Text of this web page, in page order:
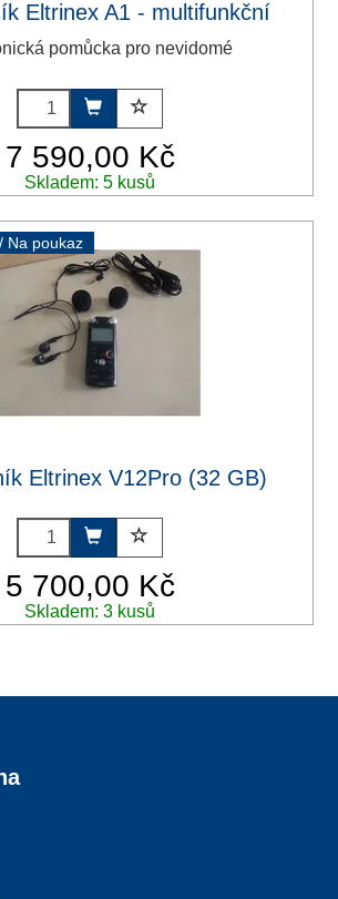
Eltrinex A1 - multifunkční
pomůcka pro nevidomé
7 590,00 Kč
Skladem: 5 kusů
Na poukaz
Eltrinex V12Pro (32 GB)
5 700,00 Kč
Skladem: 3 kusů